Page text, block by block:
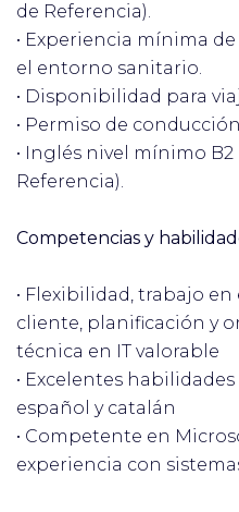
de Referencia).
• Experiencia mínima de
el entorno sanitario.
• Disponibilidad para
• Permiso de
• Inglés nivel mínimo B2
Referencia).
Competencias y
• Flexibilidad, trabajo en
cliente, planificación y
técnica en IT valorable
• Excelentes
español y catalán
• Competente en
experiencia con